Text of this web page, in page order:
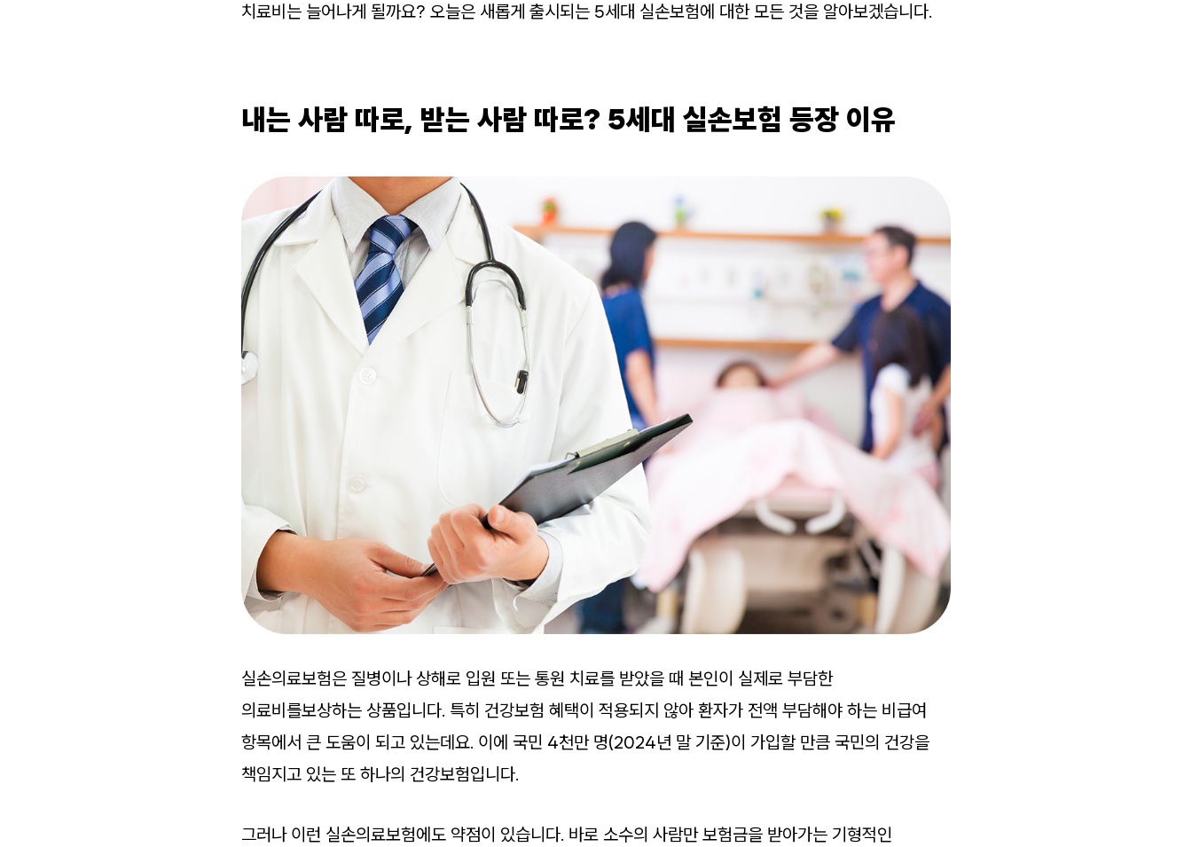
치료비는 늘어나게 될까요? 오늘은 새롭게 출시되는 5세대 실손보험에 대한 모든 것을 알아보겠습니다.
내는 사람 따로, 받는 사람 따로? 5세대 실손보험 등장 이유
실손의료보험은 질병이나 상해로 입원 또는 통원 치료를 받았을 때 본인이 실제로 부담한
의료비를보상하는 상품입니다. 특히 건강보험 혜택이 적용되지 않아 환자가 전액 부담해야 하는 비급여
항목에서 큰 도움이 되고 있는데요. 이에 국민 4천만 명(2024년 말 기준)이 가입할 만큼 국민의 건강을
책임지고 있는 또 하나의 건강보험입니다.
그러나 이런 실손의료보험에도 약점이 있습니다. 바로 소수의 사람만 보험금을 받아가는 기형적인